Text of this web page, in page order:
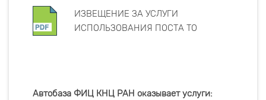
ИЗВЕЩЕНИЕ ЗА УСЛУГИ
ИСПОЛЬЗОВАНИЯ ПОСТА ТО
Автобаза ФИЦ КНЦ РАН оказывает услуги: